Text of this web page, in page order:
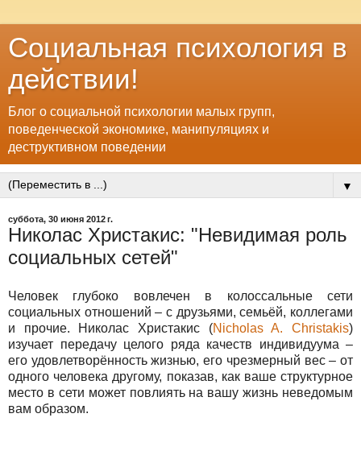
Социальная психология в
действии!
Блог о социальной психологии малых групп,
поведенческой экономике, манипуляциях и
деструктивном поведении
▼
суббота, 30 июня 2012 г.
Николас Христакис: "Невидимая роль
социальных сетей"
Человек глубоко вовлечен в колоссальные сети
социальных отношений – с друзьями, семьёй, коллегами
и прочие. Николас Христакис (Nicholas A. Christakis)
изучает передачу целого ряда качеств индивидуума –
его удовлетворённость жизнью, его чрезмерный вес – от
одного человека другому, показав, как ваше структурное
место в сети может повлиять на вашу жизнь неведомым
вам образом.